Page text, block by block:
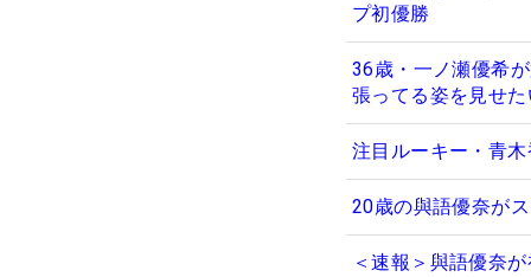
プ初優勝
36歳・一ノ瀬優希
張ってる姿を見せ
注目ルーキー・青
20歳の與語優奈が
＜速報＞與語優奈